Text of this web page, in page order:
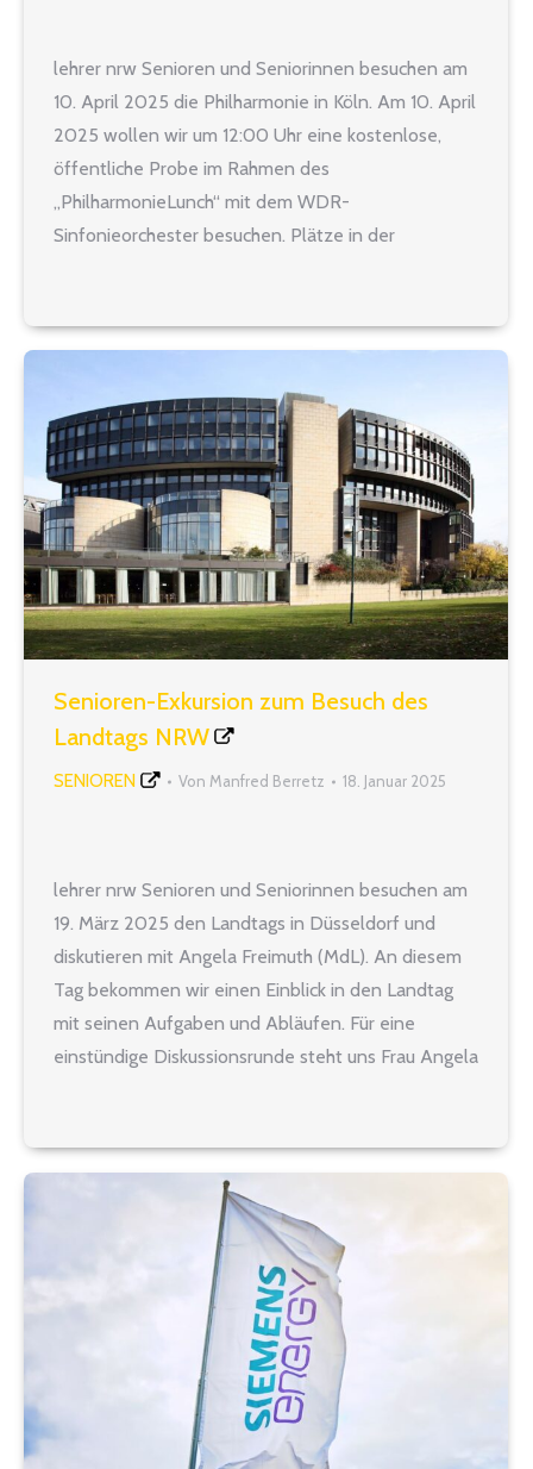
lehrer nrw Senioren und Seniorinnen besuchen am
10. April 2025 die Philharmonie in Köln. Am 10. April
2025 wollen wir um 12:00 Uhr eine kostenlose,
öffentliche Probe im Rahmen des
„PhilharmonieLunch“ mit dem WDR-
Sinfonieorchester besuchen. Plätze in der
gemeinsames Mittagessen z. B.…
Senioren-Exkursion zum Besuch des
Landtags NRW
SENIOREN Von Manfred Berretz 18. Januar 2025
lehrer nrw Senioren und Seniorinnen besuchen am
19. März 2025 den Landtags in Düsseldorf und
diskutieren mit Angela Freimuth (MdL). An diesem
Tag bekommen wir einen Einblick in den Landtag
mit seinen Aufgaben und Abläufen. Für eine
einstündige Diskussionsrunde steht uns Frau Angela